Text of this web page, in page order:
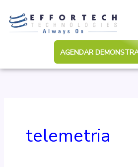
para
AGENDAR
telemetria